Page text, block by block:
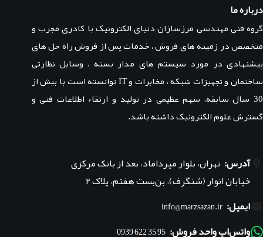
درباره ما
گروه فنی مهندسی مرزسازان دنیای الکترونیک با کادری مجرب و
متخصص در زمینه های فروش ، خدمات پس از فروش راه حل های
پیشنهادی در مورد سیستم های مدار بسته ، وسایل نظارتی
ساختمان و تجهیزات شبکه ، مخابرات و IT توانسته است با بیش از
30 سال سابقه، سهم عظیمی در تولید و ارتقاء اطلاعات فنی و
گسترش علوم الکترونیک داشته باشد.
آدرس: تهران، بلوار میرداماد، بعد از بانک مرکزی
خیابان انوار (شنگرف)، بن‌بست هفتم، پلاک ۲
ایمیل: info@marzsazan.ir
واتس‌اپ واحد فروش: 95 35 622 0939